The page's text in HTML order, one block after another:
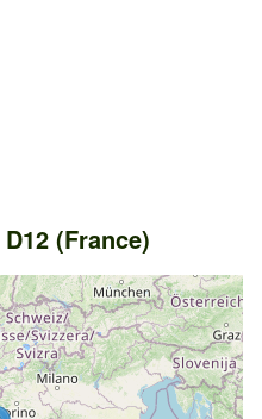
(France)